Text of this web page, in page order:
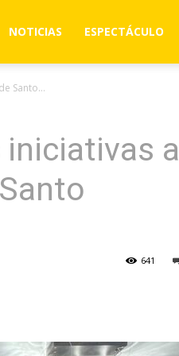
NOTICIAS ESPECTÁCULO
Santo...
a
641